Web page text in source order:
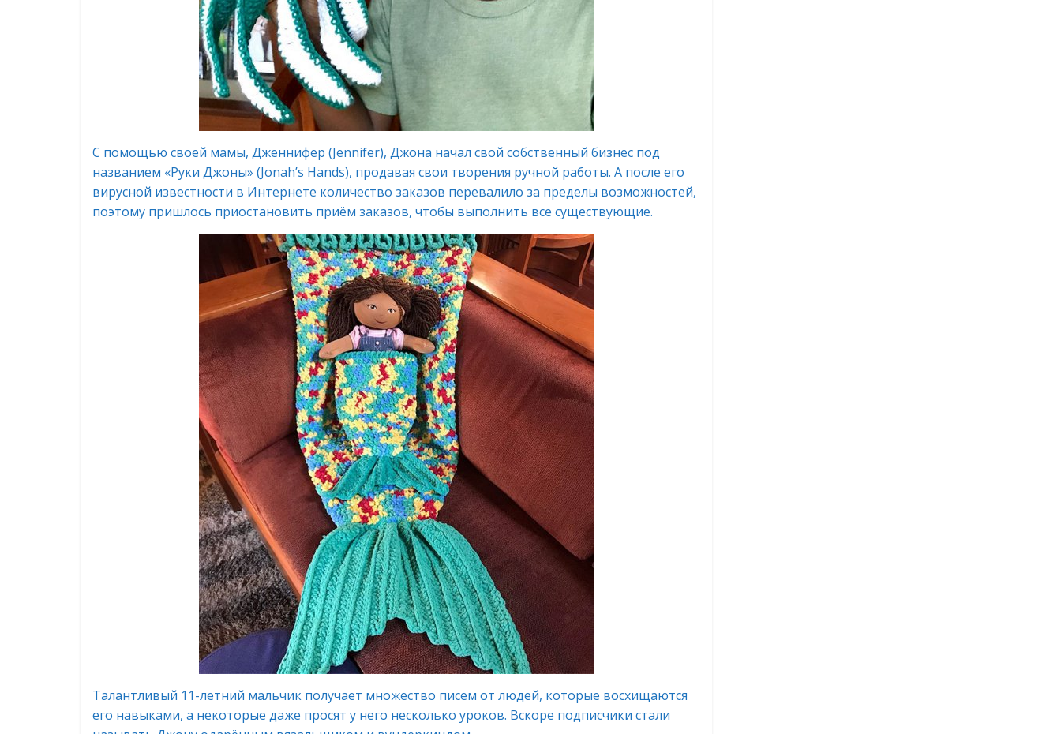
С помощью своей мамы, Дженнифер (Jennifer), Джона начал свой собственный бизнес под
названием «Руки Джоны» (Jonah’s Hands), продавая свои творения ручной работы. А после его
вирусной известности в Интернете количество заказов перевалило за пределы возможностей,
поэтому пришлось приостановить приём заказов, чтобы выполнить все существующие.
Талантливый 11-летний мальчик получает множество писем от людей, которые восхищаются
его навыками, а некоторые даже просят у него несколько уроков. Вскоре подписчики стали